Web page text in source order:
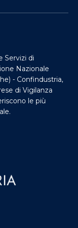
Servizi di
Nazionale
- Confindustria,
di Vigilanza
le più